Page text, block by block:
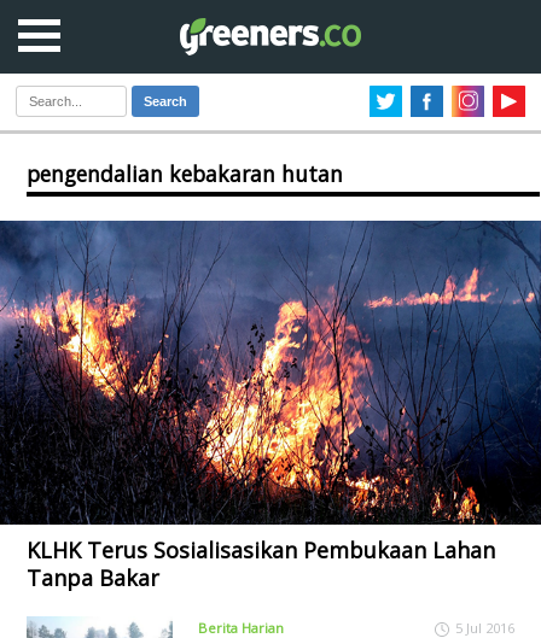
Search
pengendalian kebakaran hutan
KLHK Terus Sosialisasikan Pembukaan Lahan
Tanpa Bakar
Berita Harian 5 Jul 2016